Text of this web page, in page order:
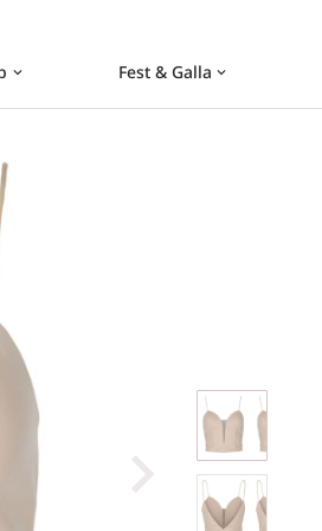
keyboard_arrow_down Fest & Galla keyboard_arrow_down